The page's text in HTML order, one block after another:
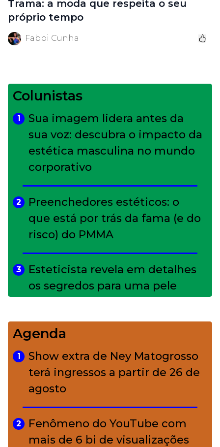
Trama: a moda que respeita o seu
próprio tempo
Fabbi Cunha
Colunistas
1
Sua imagem lidera antes da
sua voz: descubra o impacto da
estética masculina no mundo
corporativo
2
Preenchedores estéticos: o
que está por trás da fama (e do
risco) do PMMA
3
Esteticista revela em detalhes
os segredos para uma pele
4
Bolsas de palha e ráfia: o
charme rústico que
conquistou o luxo
A ciência por trás da skincare: a
função de cada ativo
Agenda
1
Show extra de Ney Matogrosso
terá ingressos a partir de 26 de
agosto
2
Fenômeno do YouTube com
mais de 6 bi de visualizações